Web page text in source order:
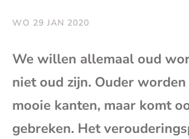
WO 29 JAN 2020
We willen allemaal oud
niet oud zijn. Ouder
mooie kanten, maar komt
gebreken. Het